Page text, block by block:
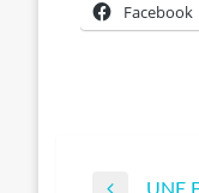
Facebook
UNE